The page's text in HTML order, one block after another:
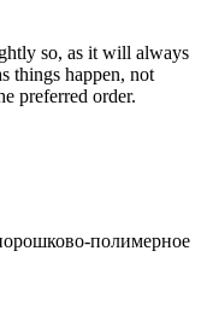
so, as it will always
things happen, not
preferred order.
полимерное